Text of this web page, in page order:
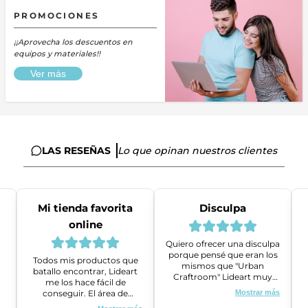
PROMOCIONES
¡¡Aprovecha los descuentos en
equipos y materiales!!
Ver más
LAS RESEÑAS Lo que opinan nuestros clientes
Mi tienda favorita
online
Todos mis productos que
batallo encontrar, Lideart
me los hace fácil de
conseguir. El área de
ventas es super amable y
Disculpa
Quiero ofrecer una disculpa
porque pensé que eran los
mismos que "Urban
Craftroom" Lideart muy
amables me ayudaron a
gestionar un problema que
Mostrar más